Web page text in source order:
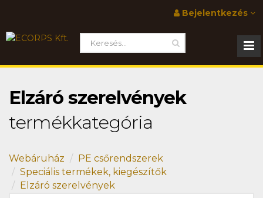
Bejelentkezés
Elzáró szerelvények
termékkategória
Webáruház
PE csőrendszerek
Speciális termékek, kiegészítők
Elzáró szerelvények